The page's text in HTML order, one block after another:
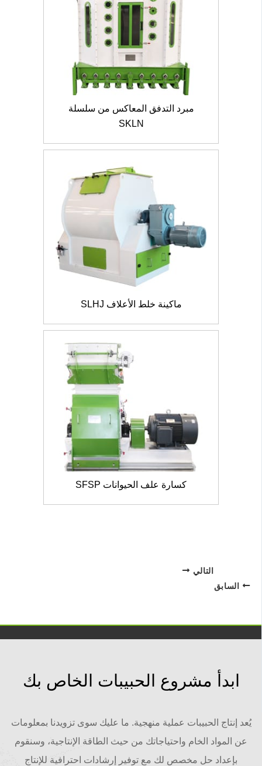
مبرد التدفق المعاكس من سلسلة
SKLN
ماكينة خلط الأعلاف SLHJ
كسارة علف الحيوانات SFSP
السابق
التالي
ابدأ مشروع الحبيبات الخاص بك
يُعد إنتاج الحبيبات عملية منهجية. ما عليك سوى تزويدنا بمعلومات
عن المواد الخام واحتياجاتك من حيث الطاقة الإنتاجية، وسنقوم
بإعداد حل مخصص لك مع توفير إرشادات احترافية للإنتاج